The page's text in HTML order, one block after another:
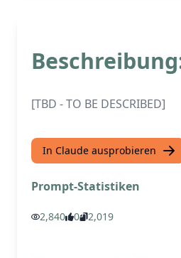
[TBD - TO BE DESCRIBED]
In Claude ausprobieren
Prompt-Statistiken
2,840 0 2,019